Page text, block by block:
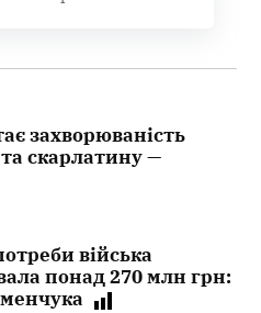
захворюваність
скарлатину —
війська
понад 270 млн грн: